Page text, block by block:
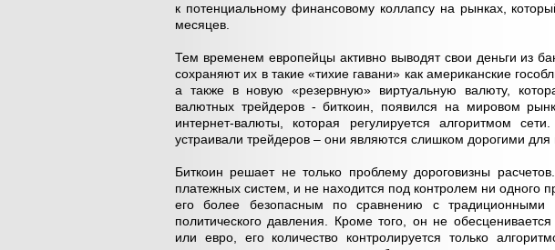
к потенциальному финансовому коллапсу на рынках,
месяцев.
Тем временем европейцы активно выводят свои деньги из
сохраняют их в такие «тихие гавани» как американские
а также в новую «резервную» виртуальную валюту,
валютных трейдеров - биткоин, появился на мировом
интернет-валюты, которая регулируется алгоритмом
устраивали трейдеров – они являются слишком дорогими для
Биткоин решает не только проблему дороговизны
платежных систем, и не находится под контролем ни одного
его более безопасным по сравнению с
политического давления. Кроме того, он не
или евро, его количество контролируется только